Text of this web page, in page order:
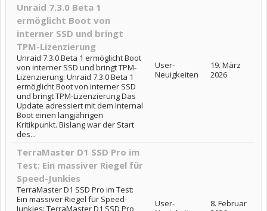
Unraid 7.3.0 Beta 1
ermöglicht Boot von
interner SSD und bringt
TPM-Lizenzierung
Unraid 7.3.0 Beta 1 ermöglicht Boot
von interner SSD und bringt TPM-
Lizenzierung: Unraid 7.3.0 Beta 1
ermöglicht Boot von interner SSD
und bringt TPM-Lizenzierung Das
Update adressiert mit dem Internal
Boot einen langjährigen
Kritikpunkt. Bislang war der Start
des...
User-
Neuigkeiten
19. März
2026
TerraMaster D1 SSD Pro im
Test: Ein massiver Riegel für
Speed-Junkies
TerraMaster D1 SSD Pro im Test:
Ein massiver Riegel für Speed-
Junkies: TerraMaster D1 SSD Pro
User-
8. Februar